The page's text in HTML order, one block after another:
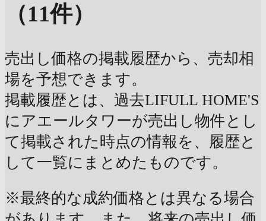
（11件）
売出し価格の掲載履歴から、売却相
場を予想できます。
掲載履歴とは、過去LIFULL HOME'S
にアエールタワーが売出し物件とし
て掲載された時点の情報を、履歴と
して一覧にまとめたものです。
※最終的な成約価格とは異なる場合